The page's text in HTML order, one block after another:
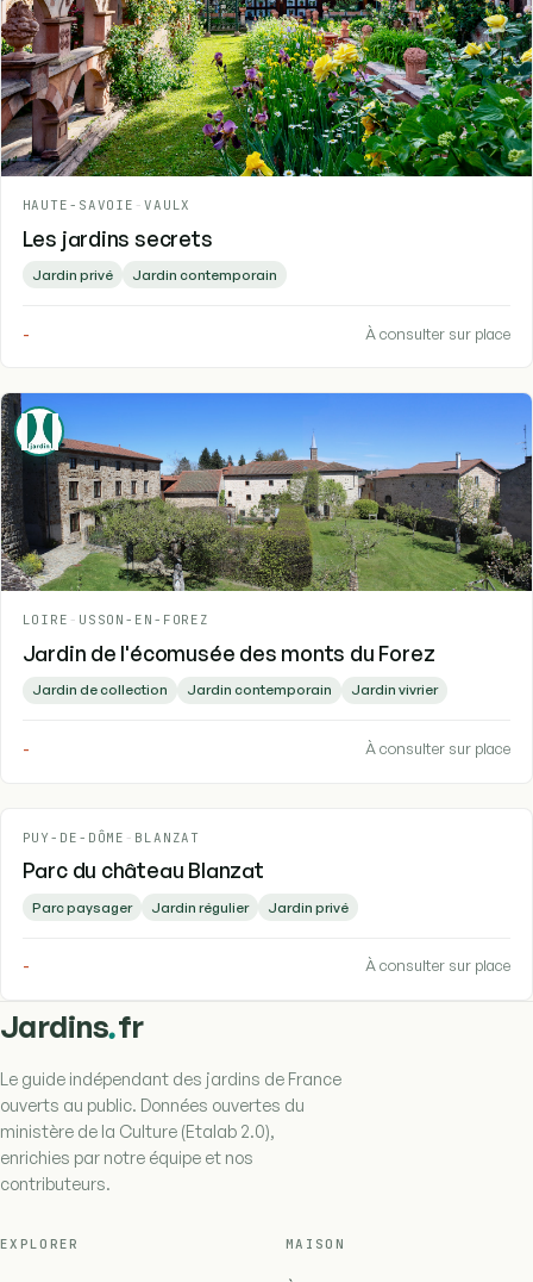
HAUTE-SAVOIE - VAULX
Les jardins secrets
Jardin privé Jardin contemporain
- À consulter sur place
LOIRE - USSON-EN-FOREZ
Jardin de l'écomusée des monts du Forez
Jardin de collection Jardin contemporain Jardin vivrier
- À consulter sur place
PUY-DE-DÔME - BLANZAT
Parc du château Blanzat
Parc paysager Jardin régulier Jardin privé
- À consulter sur place
Jardins.fr
Le guide indépendant des jardins de France
ouverts au public. Données ouvertes du
ministère de la Culture (Etalab 2.0),
enrichies par notre équipe et nos
contributeurs.
EXPLORER MAISON